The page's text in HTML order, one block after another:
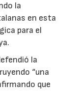
la
en esta
para el
la
“una
que